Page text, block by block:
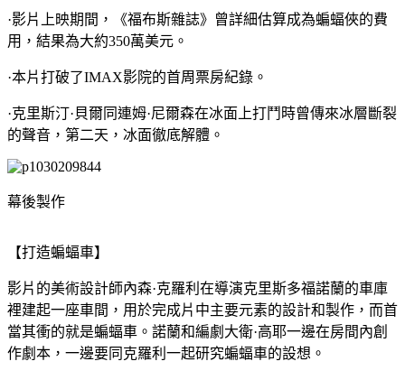
·影片上映期間，《福布斯雜誌》曾詳細估算成為蝙蝠俠的費
用，結果為大約350萬美元。
·本片打破了IMAX影院的首周票房紀錄。
·克里斯汀·貝爾同連姆·尼爾森在冰面上打鬥時曾傳來冰層斷裂
的聲音，第二天，冰面徹底解體。
幕後製作
【打造蝙蝠車】
影片的美術設計師內森·克羅利在導演克里斯多福諾蘭的車庫
裡建起一座車間，用於完成片中主要元素的設計和製作，而首
當其衝的就是蝙蝠車。諾蘭和編劇大衛·高耶一邊在房間內創
作劇本，一邊要同克羅利一起研究蝙蝠車的設想。